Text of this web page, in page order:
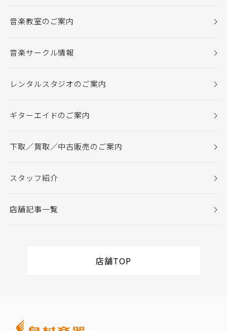
音楽教室のご案内
音楽サークル情報
レンタルスタジオのご案内
ギターエイドのご案内
下取／買取／中古販売のご案内
スタッフ紹介
店舗記事一覧
店舗TOP